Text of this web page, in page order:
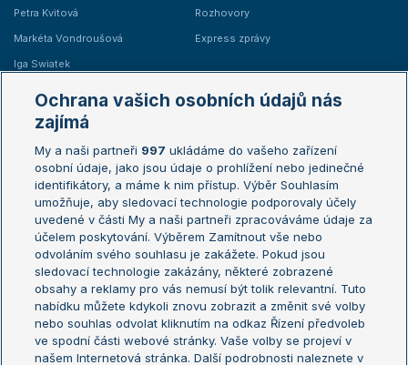
Petra Kvitová
Markéta Vondroušová
Iga Swiatek
Rozhovory
Express zprávy
Žebříčky
Žebříček ATP (muži)
Žebříček WTA (ženy)
Sázkařský žebříček
Australian Open
French Open
Wimbledon
US Open
Turnaj mistrů
Turnaj mistryň
Aktualní trendy
Fotbalové přestupy
Ochrana vašich osobních údajů nás
zajímá
My a naši partneři 997 ukládáme do vašeho zařízení
osobní údaje, jako jsou údaje o prohlížení nebo jedinečné
identifikátory, a máme k nim přístup. Výběr Souhlasím
umožňuje, aby sledovací technologie podporovaly účely
uvedené v části My a naši partneři zpracováváme údaje za
účelem poskytování. Výběrem Zamítnout vše nebo
odvoláním svého souhlasu je zakážete. Pokud jsou
sledovací technologie zakázány, některé zobrazené
obsahy a reklamy pro vás nemusí být tolik relevantní. Tuto
nabídku můžete kdykoli znovu zobrazit a změnit své volby
nebo souhlas odvolat kliknutím na odkaz Řízení předvoleb
ve spodní části webové stránky. Vaše volby se projeví v
našem Internetová stránka. Další podrobnosti naleznete v